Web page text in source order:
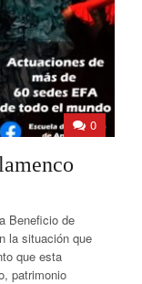
0
Beneficio de
la situación que
que esta
patrimonio